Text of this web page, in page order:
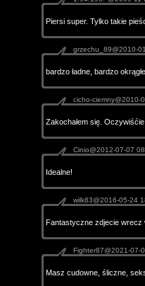
Piersi super. Tylko takie
grzechu_89@2010-
bardzo ładne, bardzo
cicho-ciemny@2010-
Zakochałem się.
Cinio@2012-07-07
Idealne!
wilk83@2016-05-24
Fantastyczne zdjecie wrecz
Fighter87@2021-07-
Masz cudowne, śliczne,